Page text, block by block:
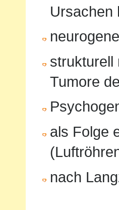
Ursachen
strukturell
Tumore
als Folge
nach